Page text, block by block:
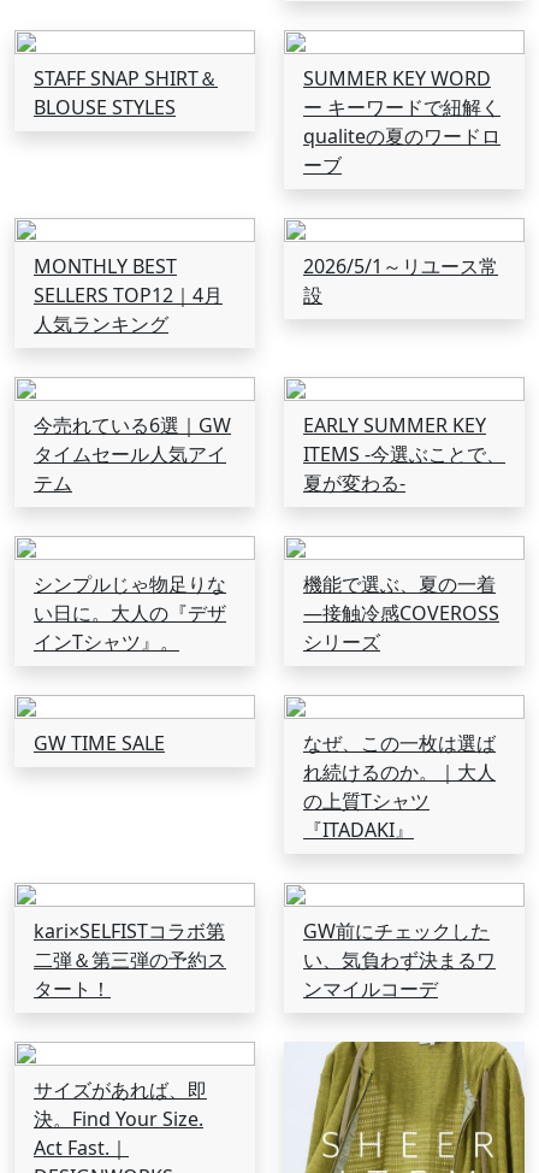
STAFF SNAP SHIRT＆
BLOUSE STYLES
SUMMER KEY WORD
ー キーワードで紐解く
qualiteの夏のワードロ
ーブ
MONTHLY BEST
SELLERS TOP12｜4月
人気ランキング
2026/5/1～リユース常
設
今売れている6選｜GW
タイムセール人気アイ
テム
EARLY SUMMER KEY
ITEMS -今選ぶことで、
夏が変わる-
シンプルじゃ物足りな
い日に。大人の『デザ
インTシャツ』。
機能で選ぶ、夏の一着
―接触冷感COVEROSS
シリーズ
GW TIME SALE
なぜ、この一枚は選ば
れ続けるのか。｜大人
の上質Tシャツ
『ITADAKI』
kari×SELFISTコラボ第
二弾＆第三弾の予約ス
タート！
GW前にチェックした
い、気負わず決まるワ
ンマイルコーデ
サイズがあれば、即
決。Find Your Size.
Act Fast.｜